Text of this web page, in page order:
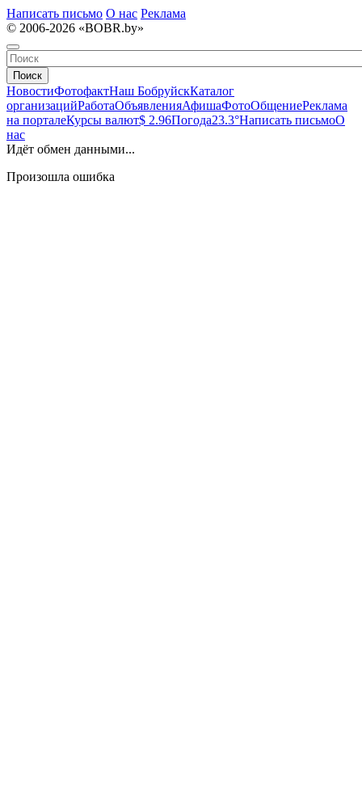
Написать письмо О нас Реклама
© 2006-2026 «BOBR.by»
Поиск
НовостиФотофактНаш БобруйскКаталог
организацийРаботаОбъявленияАфишаФотоОбщениеРеклама
на порталеКурсы валют$ 2.96Погода23.3°Написать письмоО
нас
Идёт обмен данными...
Произошла ошибка